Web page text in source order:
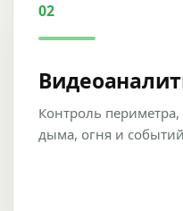
02
Контроль периметра,
дыма, огня и